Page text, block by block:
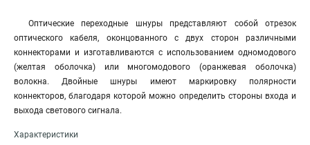
Оптические переходные шнуры представляют собой отрезок
оптического кабеля, оконцованного с двух сторон различными
коннекторами и изготавливаются с использованием одномодового
(желтая оболочка) или многомодового (оранжевая оболочка)
волокна. Двойные шнуры имеют маркировку полярности
коннекторов, благодаря которой можно определить стороны входа и
выхода светового сигнала.
Характеристики